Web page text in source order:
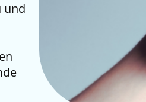
und